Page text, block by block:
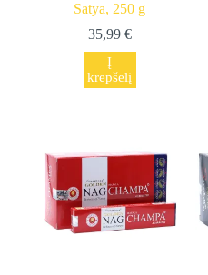
Satya, 250 g
35,99 €
Į
krepšelį